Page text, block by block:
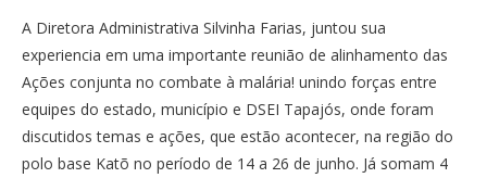
A Diretora Administrativa Silvinha Farias, juntou sua
experiencia em uma importante reunião de alinhamento das
Ações conjunta no combate à malária! unindo forças entre
equipes do estado, município e DSEI Tapajós, onde foram
discutidos temas e ações, que estão acontecer, na região do
polo base Katõ no período de 14 a 26 de junho. Já somam 4